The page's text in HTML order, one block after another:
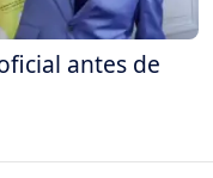
antes de